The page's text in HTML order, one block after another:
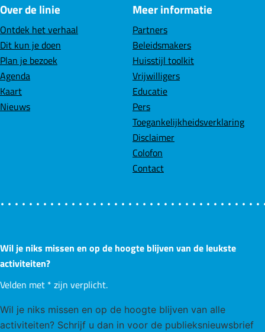
a
c
e
b
o
o
i
k
e
d
a
t
Over de linie
Ontdek het verhaal
Dit kun je doen
Plan je bezoek
Agenda
Kaart
Nieuws
Meer informatie
Partners
Beleidsmakers
Huisstijl toolkit
Vrijwilligers
Educatie
Pers
Toegankelijkheidsverklaring
Disclaimer
Colofon
Contact
Wil je niks missen en op de hoogte blijven van de leukste
activiteiten?
Velden met * zijn verplicht.
Wil je niks missen en op de hoogte blijven van alle
activiteiten? Schrijf u dan in voor de publieksnieuwsbrief